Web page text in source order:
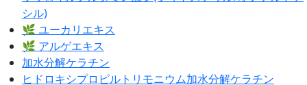
シル)
🌿 ユーカリエキス
🌿 アルゲエキス
加水分解ケラチン
ヒドロキシプロピルトリモニウム加水分解ケラチン